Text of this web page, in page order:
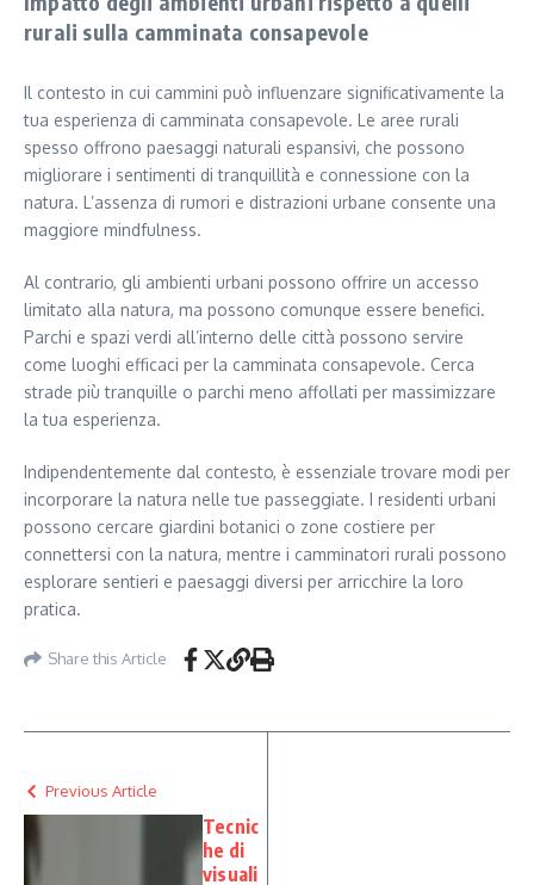
rurali sulla camminata consapevole
Il contesto in cui cammini può influenzare significativamente la
tua esperienza di camminata consapevole. Le aree rurali
spesso offrono paesaggi naturali espansivi, che possono
migliorare i sentimenti di tranquillità e connessione con la
natura. L’assenza di rumori e distrazioni urbane consente una
maggiore mindfulness.
Al contrario, gli ambienti urbani possono offrire un accesso
limitato alla natura, ma possono comunque essere benefici.
Parchi e spazi verdi all’interno delle città possono servire
come luoghi efficaci per la camminata consapevole. Cerca
strade più tranquille o parchi meno affollati per massimizzare
la tua esperienza.
Indipendentemente dal contesto, è essenziale trovare modi per
incorporare la natura nelle tue passeggiate. I residenti urbani
possono cercare giardini botanici o zone costiere per
connettersi con la natura, mentre i camminatori rurali possono
esplorare sentieri e paesaggi diversi per arricchire la loro
pratica.
Share this Article
Previous Article
Tecnic
he di
visuali